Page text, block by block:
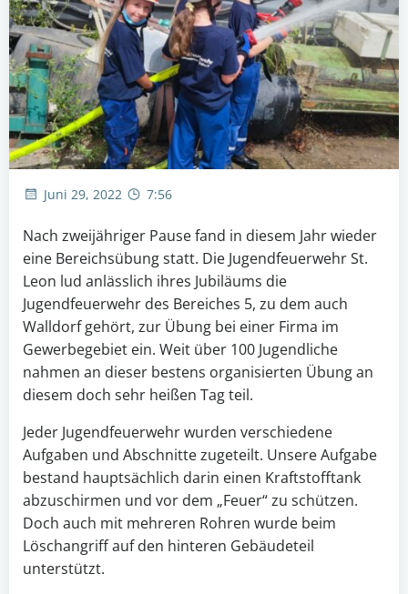
Juni 29, 2022 7:56
Nach zweijähriger Pause fand in diesem Jahr wieder
eine Bereichsübung statt. Die Jugendfeuerwehr St.
Leon lud anlässlich ihres Jubiläums die
Jugendfeuerwehr des Bereiches 5, zu dem auch
Walldorf gehört, zur Übung bei einer Firma im
Gewerbegebiet ein. Weit über 100 Jugendliche
nahmen an dieser bestens organisierten Übung an
diesem doch sehr heißen Tag teil.
Jeder Jugendfeuerwehr wurden verschiedene
Aufgaben und Abschnitte zugeteilt. Unsere Aufgabe
bestand hauptsächlich darin einen Kraftstofftank
abzuschirmen und vor dem „Feuer“ zu schützen.
Doch auch mit mehreren Rohren wurde beim
Löschangriff auf den hinteren Gebäudeteil
unterstützt.